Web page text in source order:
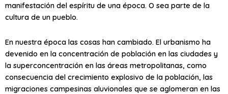
manifestación del espíritu de una época. O sea parte de la
cultura de un pueblo.
En nuestra época las cosas han cambiado. El urbanismo ha
devenido en la concentración de población en las ciudades y
la superconcentración en las áreas metropolitanas, como
consecuencia del crecimiento explosivo de la población, las
migraciones campesinas aluvionales que se aglomeran en las